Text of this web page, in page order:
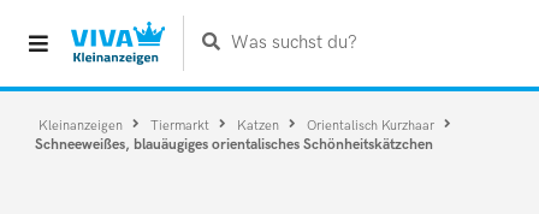
Was suchst du?
Kleinanzeigen Tiermarkt Katzen Orientalisch Kurzhaar
Schneeweißes, blauäugiges orientalisches Schönheitskätzchen